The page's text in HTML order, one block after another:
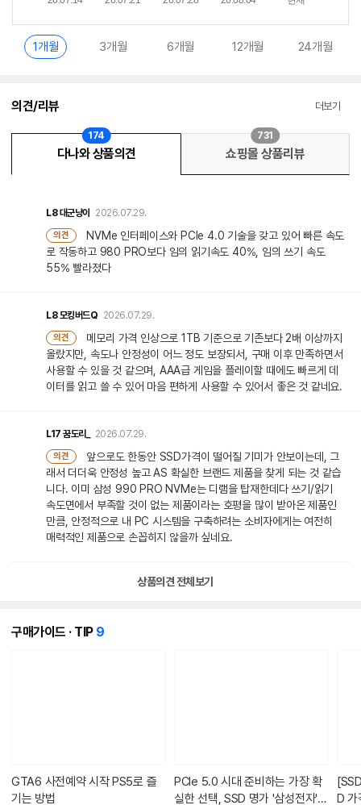
1개월 3개월 6개월 12개월 24개월
의견/리뷰 더보기
다나와 상품의견
174
쇼핑몰 상품리뷰
731
L8 대군냥이 2026.07.29.
의견
NVMe 인터페이스와 PCIe 4.0 기술을 갖고 있어 빠른 속도
로 작동하고 980 PRO보다 임의 읽기속도 40%, 임의 쓰기 속도
55% 빨라졌다
L8 모킹버드Q 2026.07.29.
의견
메모리 가격 인상으로 1TB 기준으로 기존보다 2배 이상까지
올랐지만, 속도나 안정성이 어느 정도 보장되서, 구매 이후 만족하면서
사용할 수 있을 것 같으며, AAA급 게임을 플레이할 때에도 빠르게 데
이터를 읽고 쓸 수 있어 마음 편하게 사용할 수 있어서 좋은 것 같네요.
L17 꿈도리_ 2026.07.29.
의견
앞으로도 한동안 SSD가격이 떨어질 기미가 안보이는데, 그
래서 더더욱 안정성 높고 AS 확실한 브랜드 제품을 찾게 되는 것 같습
니다. 이미 삼성 990 PRO NVMe는 디램을 탑재한데다 쓰기/읽기
속도면에서 부족할 것이 없는 제품이라는 호평을 많이 받아온 제품인
만큼, 안정적으로 내 PC 시스템을 구축하려는 소비자에게는 여전히
매력적인 제품으로 손꼽히지 않을까 싶네요.
상품의견 전체보기
구매가이드 · TIP 9개
GTA6 사전예약 시작 PS5로 즐
기는 방법
PCIe 5.0 시대 준비하는 가장 확
실한 선택, SSD 명가 '삼성전자'